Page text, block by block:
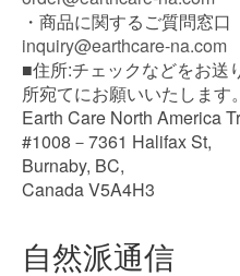
・商品に関するご質問窓口
inquiry@earthcare-na.com
■住所:チェックなどをお送
所宛てにお願いいたします。
Earth Care North America
#1008－7361 Halifax St,
Burnaby, BC,
Canada V5A4H3
自然派通信